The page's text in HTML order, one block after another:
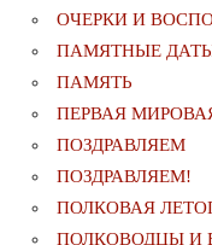
ОЧЕРКИ И
ПАМЯТНЫЕ
ПАМЯТЬ
ПЕРВАЯ
ПОЗДРАВЛЯЕМ
ПОЗДРАВЛЯЕМ!
ПОЛКОВАЯ
ПОЛКОВОДЦЫ И